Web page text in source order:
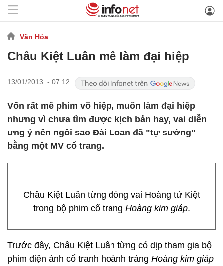
Văn Hóa
Châu Kiệt Luân mê làm đại hiệp
13/01/2013 - 07:12
Vốn rất mê phim võ hiệp, muốn làm đại hiệp
nhưng vì chưa tìm được kịch bản hay, vai diễn
ưng ý nên ngôi sao Đài Loan đã "tự sướng"
bằng một MV cổ trang.
Châu Kiệt Luân từng đóng vai Hoàng tử Kiệt
trong bộ phim cổ trang Hoàng kim giáp.
Trước đây, Châu Kiệt Luân từng có dịp tham gia bộ
phim điện ảnh cổ tranh hoành tráng Hoàng kim giáp